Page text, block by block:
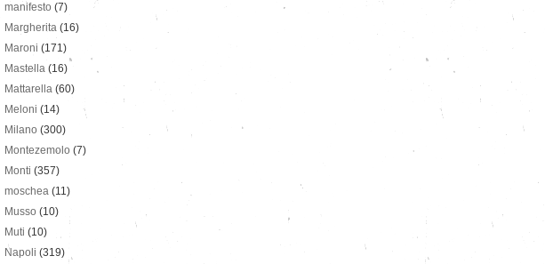
manifesto (7)
Margherita (16)
Maroni (171)
Mastella (16)
Mattarella (60)
Meloni (14)
Milano (300)
Montezemolo (7)
Monti (357)
moschea (11)
Musso (10)
Muti (10)
Napoli (319)